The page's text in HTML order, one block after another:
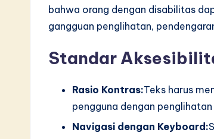
bahwa orang dengan disabilitas
gangguan penglihatan,
Standar
Rasio Kontras:Teks harus
pengguna dengan penglihatan
Navigasi dengan Keyboard: